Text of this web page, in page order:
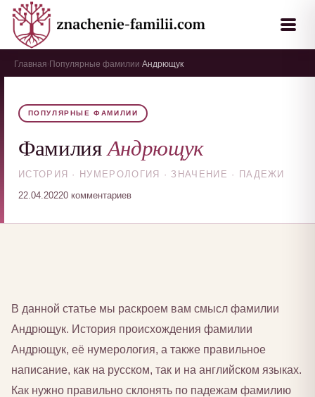
Главная Популярные фамилии Андрющук
ПОПУЛЯРНЫЕ ФАМИЛИИ
ФамилияАндрющук
ИСТОРИЯ · НУМЕРОЛОГИЯ · ЗНАЧЕНИЕ · ПАДЕЖИ
22.04.20220 комментариев
В данной статье мы раскроем вам смысл фамилии
Андрющук. История происхождения фамилии
Андрющук, её нумерология, а также правильное
написание, как на русском, так и на английском языках.
Как нужно правильно склонять по падежам фамилию